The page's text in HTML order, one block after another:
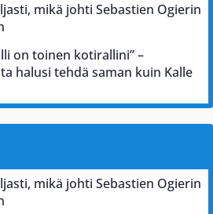
mikä johti Sebastien Ogierin
on toinen kotirallini” –
halusi tehdä saman kuin Kalle
mikä johti Sebastien Ogierin